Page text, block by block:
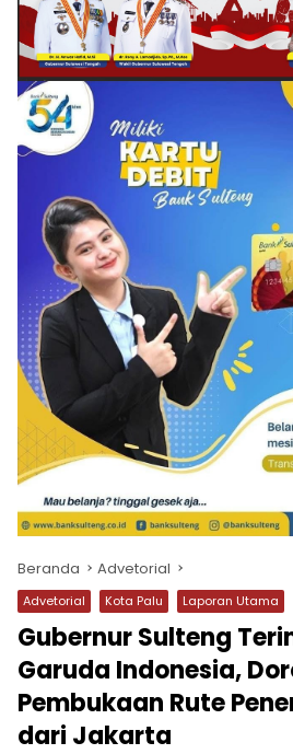
Beranda Advetorial
Advetorial Kota Palu Laporan Utama
Gubernur Sulteng
Garuda Indonesia,
Pembukaan Rute
dari Jakarta